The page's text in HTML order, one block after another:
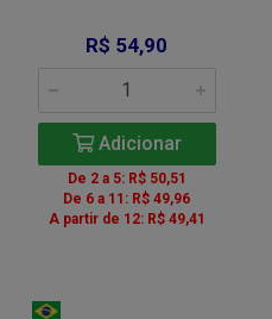
R$ 54,90
Adicionar
De 2 a 5: R$ 50,51
De 6 a 11: R$ 49,96
A partir de 12: R$ 49,41